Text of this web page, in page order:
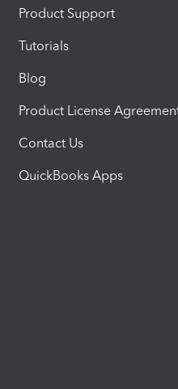
Product Support
Tutorials
Blog
Product License
Contact Us
QuickBooks Apps